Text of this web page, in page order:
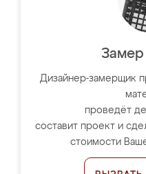
Замер
Дизайнер-замерщик
проведёт
составит проект и
стоимости